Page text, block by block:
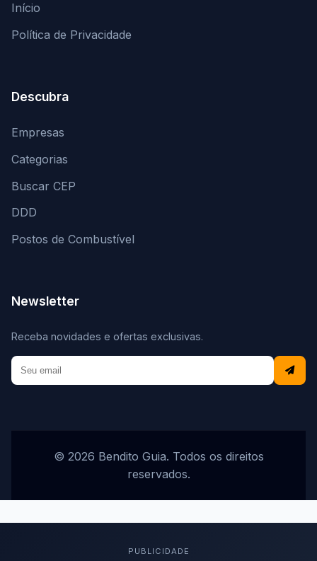
Início
Política de Privacidade
Descubra
Empresas
Categorias
Buscar CEP
DDD
Postos de Combustível
Newsletter
Receba novidades e ofertas exclusivas.
© 2026 Bendito Guia. Todos os direitos
reservados.